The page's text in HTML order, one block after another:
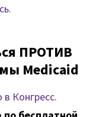
ПРОТИВ
Medicaid
Конгресс.